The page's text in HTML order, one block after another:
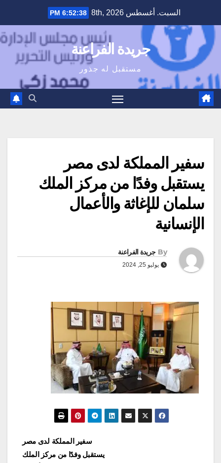
content
السبت. أغسطس 8th, 2026 6:52:39 PM
جريدة الفراعنة
مستقبل له جذور
سفير المملكة لدى مصر
يستقبل وفدًا من مركز الملك
سلمان للإغاثة والأعمال
الإنسانية
By جريدة الفراعنة
يوليو 25, 2024
سفير المملكة لدى مصر
يستقبل وفدًا من مركز الملك